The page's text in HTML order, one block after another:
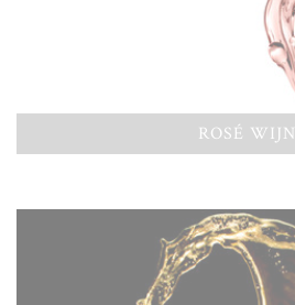
ROSÉ WIJN